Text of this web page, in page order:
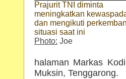
Prajurit TNI diminta
meningkatkan
dan mengikuti
situasi saat ini
Photo: Joe
halaman Markas
Muksin, Tenggarong.